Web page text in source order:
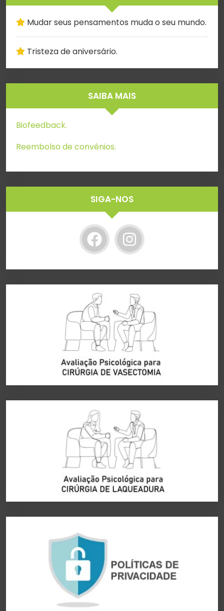
Mudar seus pensamentos muda o seu mundo.
Tristeza de aniversário.
SAIBA MAIS
Biofeedback.
Reembolso de convênios.
SIGA-NOS